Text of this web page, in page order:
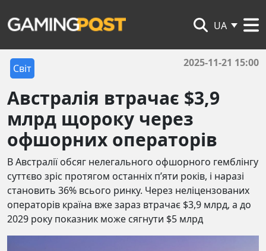
UA
Світ 2025-11-21 15:00
Австралія втрачає $3,9
млрд щороку через
офшорних операторів
В Австралії обсяг нелегального офшорного гемблінгу
суттєво зріс протягом останніх п’яти років, і наразі
становить 36% всього ринку. Через неліцензованих
операторів країна вже зараз втрачає $3,9 млрд, а до
2029 року показник може сягнути $5 млрд